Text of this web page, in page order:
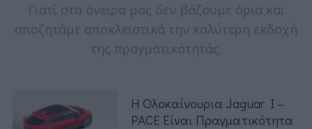
Γιατί στα όνειρα μας δεν βάζουμε όρια και
αποζητάμε αποκλειστικά την καλύτερη εκδοχή
της πραγματικότητάς.
H Oλοκαίνουρια Jaguar I –
PACE Είναι Πραγματικότητα